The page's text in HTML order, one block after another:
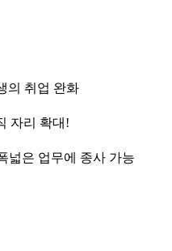
의 취업 완화
자리 확대!
넓은 업무에 종사 가능